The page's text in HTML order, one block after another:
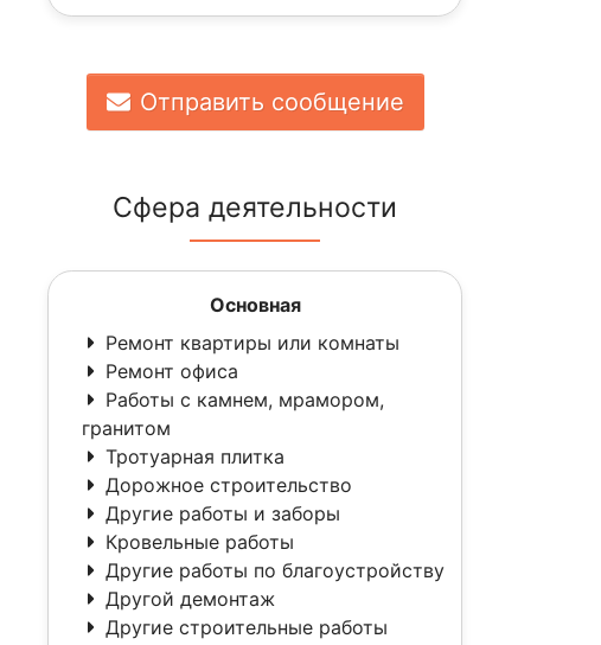
Отправить сообщение
Сфера деятельности
Основная
Ремонт квартиры или комнаты
Ремонт офиса
Работы с камнем, мрамором,
гранитом
Тротуарная плитка
Дорожное строительство
Другие работы и заборы
Кровельные работы
Другие работы по благоустройству
Другой демонтаж
Другие строительные работы